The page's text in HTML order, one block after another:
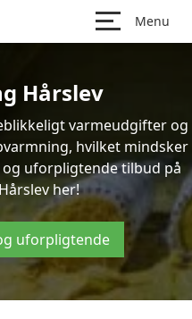
Menu
Hårslev
varmeudgifter og
hvilket mindsker
og uforpligtende tilbud på
her!
uforpligtende